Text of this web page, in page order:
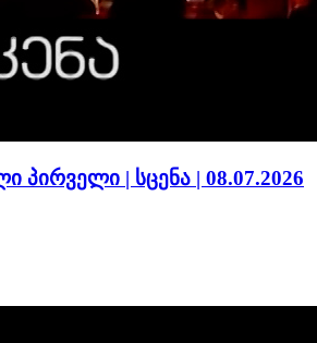
პირველი | სცენა | 08.07.2026